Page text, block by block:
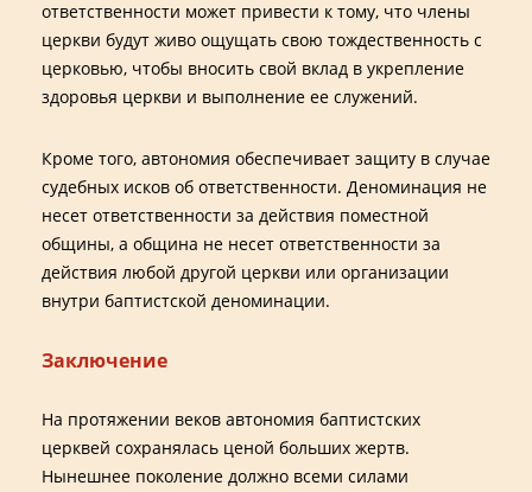
ответственности может привести к тому, что члены
церкви будут живо ощущать свою тождественность с
церковью, чтобы вносить свой вклад в укрепление
здоровья церкви и выполнение ее служений.
Кроме того, автономия обеспечивает защиту в случае
судебных исков об ответственности. Деноминация не
несет ответственности за действия поместной
общины, а община не несет ответственности за
действия любой другой церкви или организации
внутри баптистской деноминации.
Заключение
На протяжении веков автономия баптистских
церквей сохранялась ценой больших жертв.
Нынешнее поколение должно всеми силами